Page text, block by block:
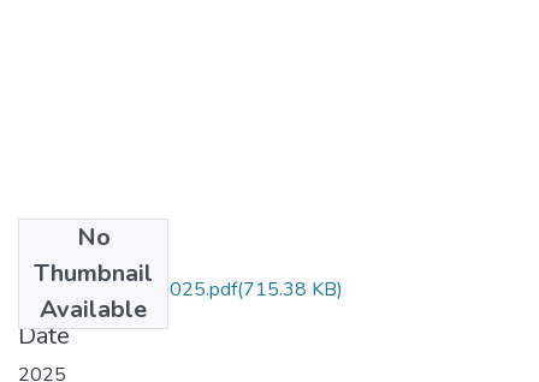
No
Thumbnail
Available
DuranFernandez.2025.pdf(715.38 KB)
Date
2025